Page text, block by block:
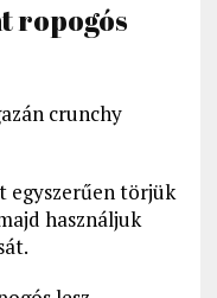
ropogós
crunchy
egyszerűen törjük
használjuk